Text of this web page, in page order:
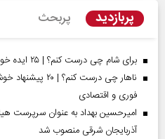
پربازدید پربحث
برای شام چی درست کنم؟ | ۲۵ ایده خوشمزه، ساده و فوری برای شام امشب
ناهار چی درست
فوری و اقتصادی
امیرحسین بهداد به عنوان سرپرست
آذربایجان شرقی منصوب شد